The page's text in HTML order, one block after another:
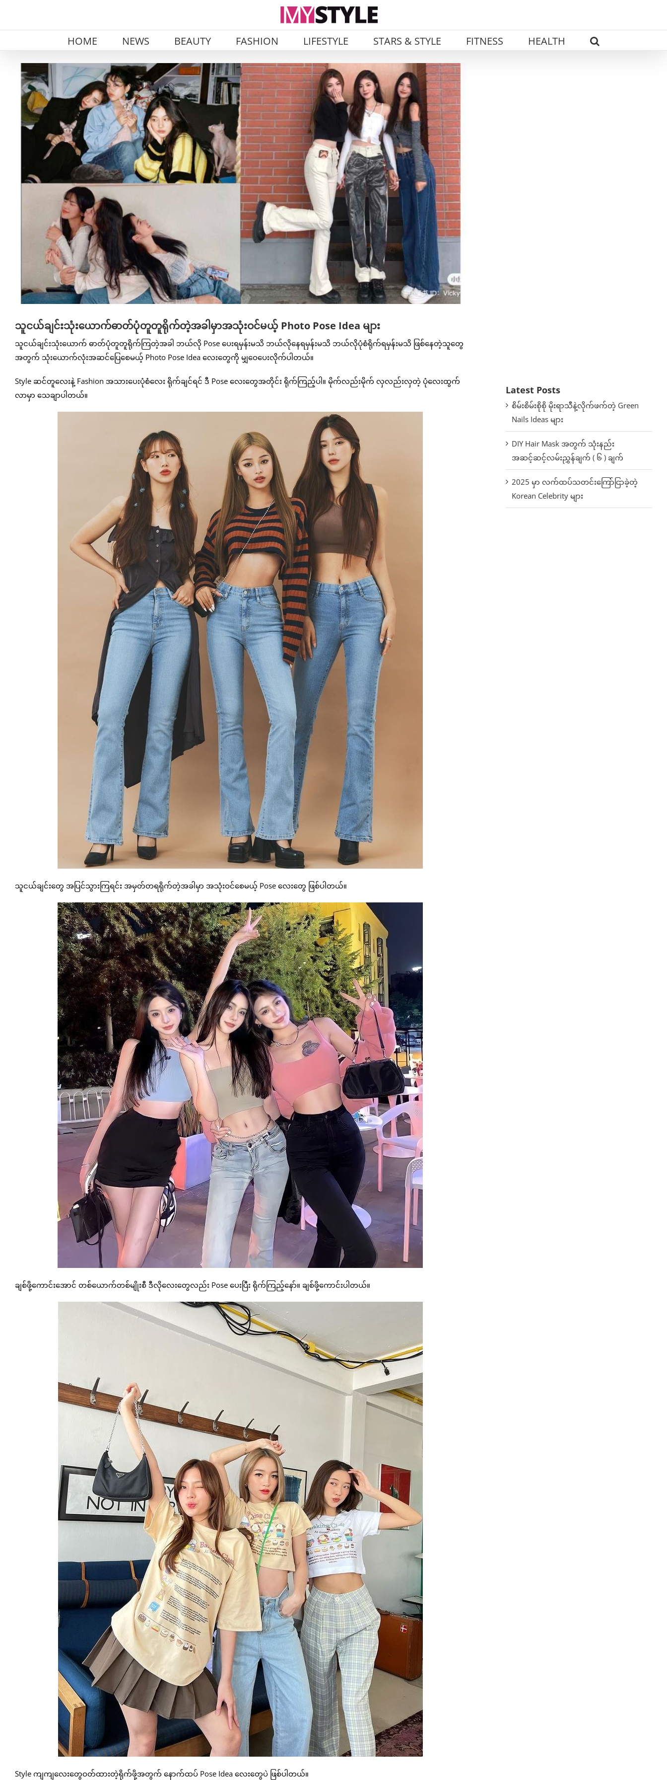
HOME NEWS BEAUTY FASHION LIFESTYLE STARS & STYLE FITNESS HEALTH
View
Larger
Image
သူငယ်ချင်းသုံးယောက်ဓာတ်ပုံတူတူရိုက်တဲ့အခါမှာအသုံးဝင်မယ့် Photo Pose Idea များ
သူငယ်ချင်းသုံးယောက် ဓာတ်ပုံတူတူရိုက်ကြတဲ့အခါ ဘယ်လို Pose ပေးရမှန်းမသိ ဘယ်လိုနေရမှန်းမသိ ဘယ်လိုပုံစံရိုက်ရမှန်းမသိ ဖြစ်နေတဲ့သူတွေ
အတွက် သုံးယောက်လုံးအဆင်ပြေစေမယ့် Photo Pose Idea လေးတွေကို မျှဝေပေးလိုက်ပါတယ်။
Style ဆင်တူလေးနဲ့ Fashion အသားပေးပုံစံလေး ရိုက်ချင်ရင် ဒီ Pose လေးတွေအတိုင်း ရိုက်ကြည့်ပါ။ မိုက်လည်းမိုက် လှလည်းလှတဲ့ ပုံလေးထွက်
လာမှာ သေချာပါတယ်။
သူငယ်ချင်းတွေ အပြင်သွားကြရင်း အမှတ်တရရိုက်တဲ့အခါမှာ အသုံးဝင်စေမယ့် Pose လေးတွေ ဖြစ်ပါတယ်။
ချစ်ဖို့ကောင်းအောင် တစ်ယောက်တစ်မျိုးစီ ဒီလိုလေးတွေလည်း Pose ပေးပြီး ရိုက်ကြည့်နော်။ ချစ်ဖို့ကောင်းပါတယ်။
Style ကျကျလေးတွေဝတ်ထားတဲ့ရိုက်ဖို့အတွက် နောက်ထပ် Pose Idea လေးတွေပဲ ဖြစ်ပါတယ်။
Latest Posts
စိမ်းစိမ်းစိုစို မိုးရာသီနဲ့လိုက်ဖက်တဲ့ Green
Nails Ideas များ
DIY Hair Mask အတွက် သုံးနည်း
အဆင့်ဆင့်လမ်းညွှန်ချက် ( ၆ ) ချက်
2025 မှာ လက်ထပ်သတင်းကြော်ငြာခဲ့တဲ့
Korean Celebrity များ